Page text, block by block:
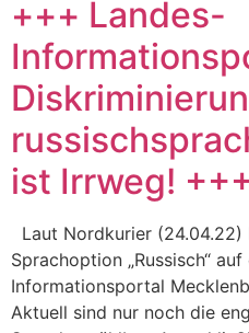
+++ Landes-
ist Irrweg!
Laut Nordkurier
Sprachoption „Russisch“
Informationsportal
Aktuell sind nur noch die